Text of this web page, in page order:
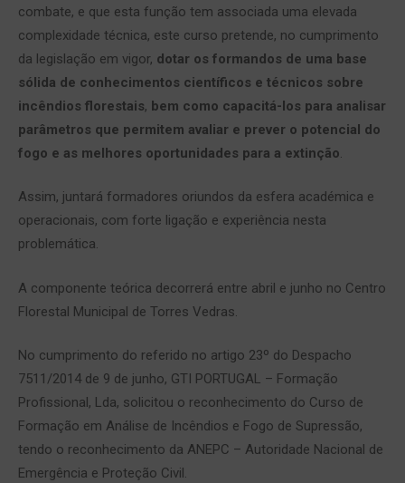
combate, e que esta função tem associada uma elevada
complexidade técnica, este curso pretende, no cumprimento
da legislação em vigor, dotar os formandos de uma base
sólida de conhecimentos científicos e técnicos sobre
incêndios florestais, bem como capacitá-los para analisar
parâmetros que permitem avaliar e prever o potencial do
fogo e as melhores oportunidades para a extinção.
Assim, juntará formadores oriundos da esfera académica e
operacionais, com forte ligação e experiência nesta
problemática.
A componente teórica decorrerá entre abril e junho no Centro
Florestal Municipal de Torres Vedras.
No cumprimento do referido no artigo 23º do Despacho
7511/2014 de 9 de junho, GTI PORTUGAL – Formação
Profissional, Lda, solicitou o reconhecimento do Curso de
Formação em Análise de Incêndios e Fogo de Supressão,
tendo o reconhecimento da ANEPC – Autoridade Nacional de
Emergência e Proteção Civil.